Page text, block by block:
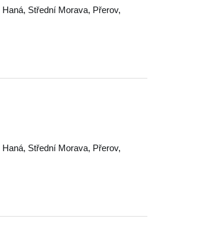
Haná, Střední Morava, Přerov,
Haná, Střední Morava, Přerov,